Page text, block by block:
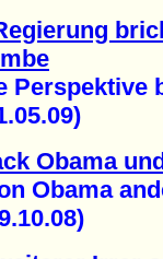
Obama
Obama